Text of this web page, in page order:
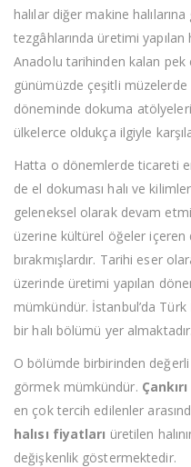
halılar diğer makine
tezgâhlarında üretimi
Anadolu tarihinden kalan pek
günümüzde çeşitli
döneminde dokuma
ülkelerce oldukça ilgiyle
Hatta o dönemlerde ticareti
de el dokuması halı ve
geleneksel olarak devam
üzerine kültürel öğeler
bırakmışlardır. Tarihi eser
üzerinde üretimi yapılan
mümkündür. İstanbul’da
bir halı bölümü yer almaktadır.
O bölümde birbirinden değerli
görmek mümkündür.
en çok tercih edilenler
halısı fiyatları üretilen
değişkenlik göstermektedir.